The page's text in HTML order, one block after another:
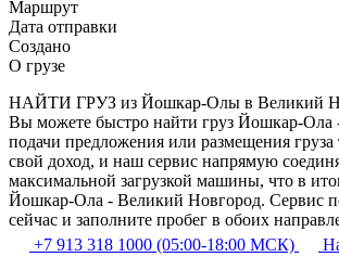
Маршрут
Дата отправки
Создано
О грузе
НАЙТИ ГРУЗ из Йошкар-Олы в Великий
Вы можете быстро найти груз Йошкар-Ола -
подачи предложения или размещения
свой доход, и наш сервис напрямую
максимальной загрузкой машины, что в
Йошкар-Ола - Великий Новгород. Сервис
сейчас и заполните пробег в обоих
+7 913 318 1000 (05:00-18:00 МСК)